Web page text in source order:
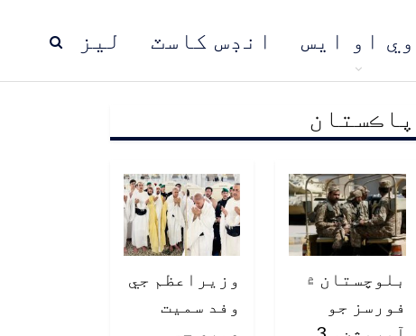
ليز انڊس کاسٽ وي او ايس
پاڪستان مُنڍ
پاڪستان
بلوچستان ۾
فورسز جو
وزيراعظم جي
وفد سميت